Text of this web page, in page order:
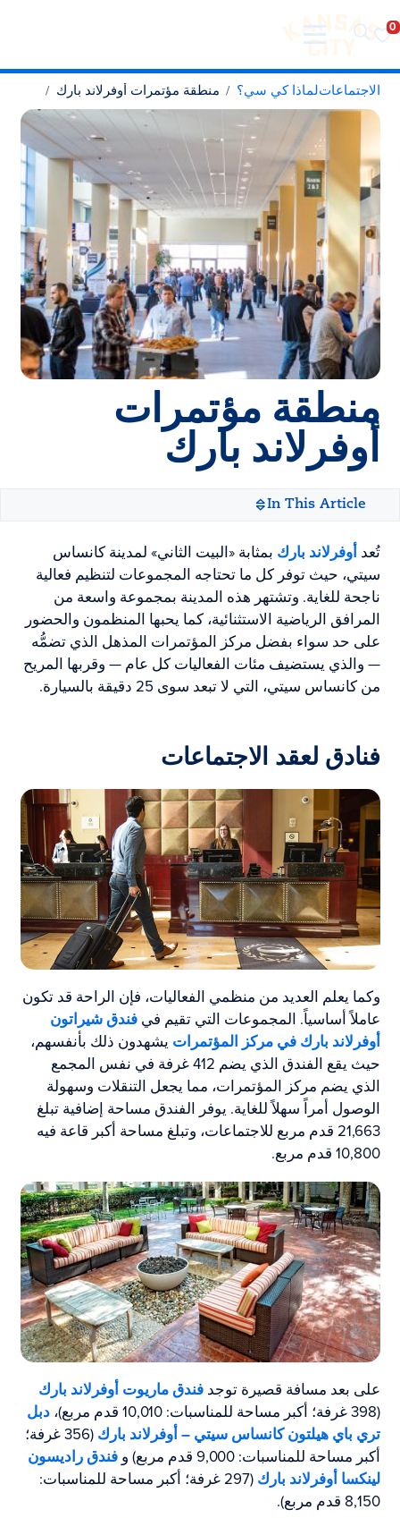
تفضل بزيارة مدينة كانساس سيتي
الانتقال إلى المحتوى
الاجتماعاتلماذا كي سي؟ منطقة مؤتمرات أوفرلاند بارك
منطقة مؤتمرات
أوفرلاند بارك
In This Article
تُعدأوفرلاند بارك بمثابة «البيت الثاني» لمدينة كانساس
سيتي، حيث توفر كل ما تحتاجه المجموعات لتنظيم فعالية
ناجحة للغاية. وتشتهر هذه المدينة بمجموعة واسعة من
المرافق الرياضية الاستثنائية، كما يحبها المنظمون والحضور
على حد سواء بفضل مركز المؤتمرات المذهل الذي تضمُّه
— والذي يستضيف مئات الفعاليات كل عام — وقربها المريح
من كانساس سيتي، التي لا تبعد سوى 25 دقيقة بالسيارة.
فنادق لعقد الاجتماعات
وكما يعلم العديد من منظمي الفعاليات، فإن الراحة قد تكون
عاملاً أساسياً. المجموعات التي تقيم فيفندق شيراتون
أوفرلاند بارك في مركز المؤتمرات يشهدون ذلك بأنفسهم،
حيث يقع الفندق الذي يضم 412 غرفة في نفس المجمع
الذي يضم مركز المؤتمرات، مما يجعل التنقلات وسهولة
الوصول أمراً سهلاً للغاية. يوفر الفندق مساحة إضافية تبلغ
21,663 قدم مربع للاجتماعات، وتبلغ مساحة أكبر قاعة فيه
10,800 قدم مربع.
على بعد مسافة قصيرة توجدفندق ماريوت أوفرلاند بارك
(398 غرفة؛ أكبر مساحة للمناسبات: 10,010 قدم مربع)،
دبل
تري باي هيلتون كانساس سيتي – أوفرلاند بارك
(356 غرفة؛
أكبر مساحة للمناسبات: 9,000 قدم مربع) و
فندق راديسون
لينكسا أوفرلاند بارك
(297 غرفة؛ أكبر مساحة للمناسبات:
8,150 قدم مربع).